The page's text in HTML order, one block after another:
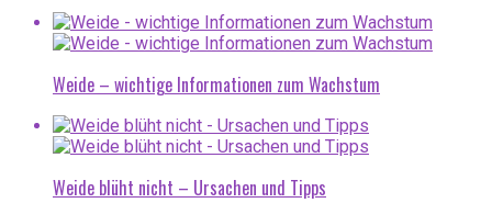
Weide – wichtige Informationen zum Wachstum
Weide blüht nicht – Ursachen und Tipps